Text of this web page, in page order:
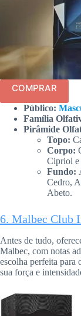
COMPRAR
Público:
Família
Pirâmide
Topo:
Corpo:
Cipriol e
Fundo:
Cedro,
Abeto.
6. Malbec Club
Antes de tudo,
Malbec, com notas
escolha perfeita para
sua força e